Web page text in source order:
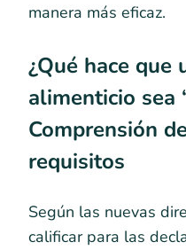
manera más eficaz.
¿Qué hace que
alimenticio sea
Comprensión
requisitos
Según las nuevas
calificar para las